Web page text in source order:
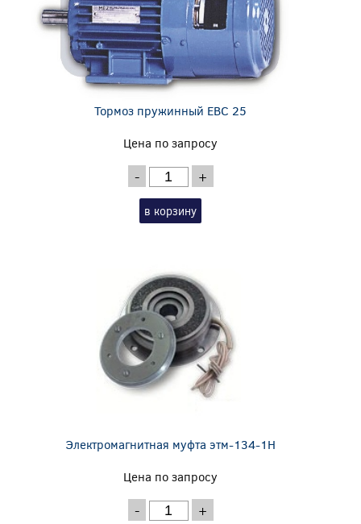
Тормоз пружинный EBC 25
Цена по запросу
- +
в корзину
Электромагнитная муфта этм-134-1Н
Цена по запросу
- +